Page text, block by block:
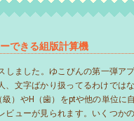
できる組版計算機
しました。ゆこびんの第一弾ア
、文字ばかり扱ってるわけでは
）やH（歯）をptや他の単位に
ビューが見られます。いくつか